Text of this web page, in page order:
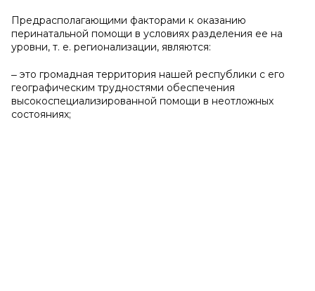
Предрасполагающими факторами к оказанию
перинатальной помощи в условиях разделения ее на
уровни, т. е. регионализации, являются:
‒ это громадная территория нашей республики с его
географическим трудностями обеспечения
высокоспециализированной помощи в неотложных
состояниях;